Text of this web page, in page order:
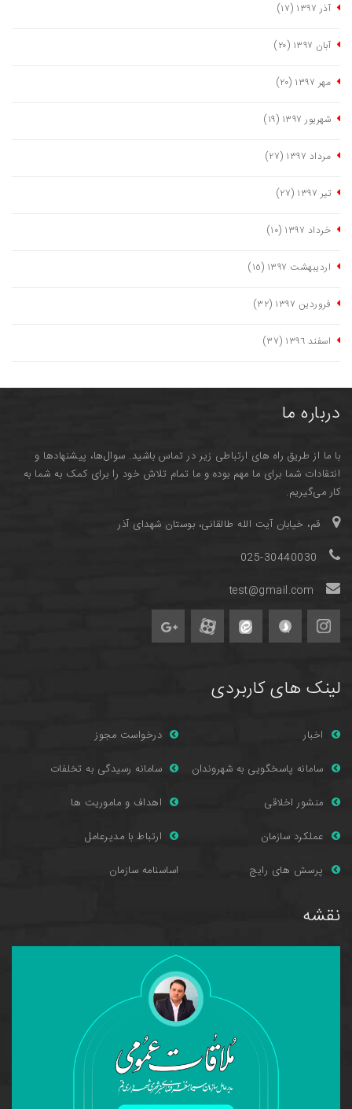
آذر ١٣٩٧ (١٧)
آبان ١٣٩٧ (٢٠)
مهر ١٣٩٧ (٢٠)
شهریور ١٣٩٧ (١٩)
مرداد ١٣٩٧ (٢٧)
تیر ١٣٩٧ (٢٧)
خرداد ١٣٩٧ (١٠)
اردیبهشت ١٣٩٧ (١٥)
فروردین ١٣٩٧ (٣٢)
اسفند ١٣٩٦ (٣٧)
درباره ما
با ما از طریق راه های ارتباطی زیر در تماس باشید. سوال‌ها، پیشنهادها و
انتقادات شما برای ما مهم بوده و ما تمام تلاش خود را برای کمک به شما به
کار می‌گیریم.
قم، خیابان آیت الله طالقانی، بوستان شهدای آذر
025-30440030
test@gmail.com
لینک های کاربردی
اخبار
درخواست مجوز
سامانه پاسخگویی به شهروندان
سامانه رسیدگی به تخلفات
منشور اخلاقی
اهداف و ماموریت ها
عملکرد سازمان
ارتباط با مدیرعامل
پرسش های رایج اساسنامه سازمان
نقشه